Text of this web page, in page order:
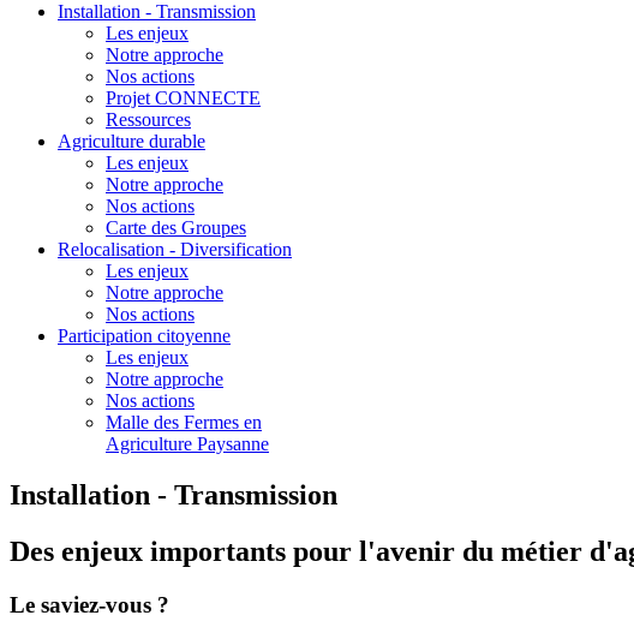
Installation - Transmission
Les enjeux
Notre approche
Nos actions
Projet CONNECTE
Ressources
Agriculture durable
Les enjeux
Notre approche
Nos actions
Carte des Groupes
Relocalisation - Diversification
Les enjeux
Notre approche
Nos actions
Participation citoyenne
Les enjeux
Notre approche
Nos actions
Malle des Fermes en
Agriculture Paysanne
Installation - Transmission
Des enjeux importants pour l'avenir du métier
Le saviez-vous ?